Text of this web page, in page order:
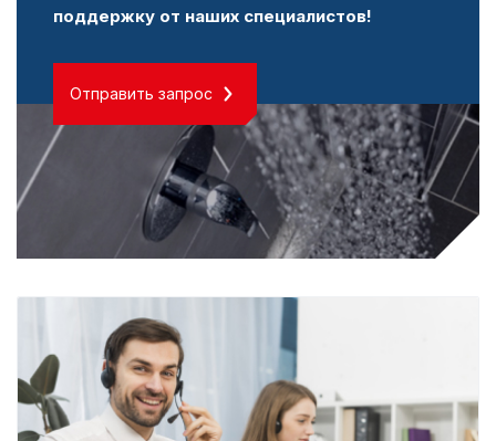
поддержку от наших специалистов!
Отправить запрос